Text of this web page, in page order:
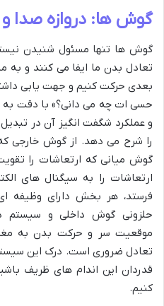
گوش ها: دروازه صدا و
گوش ها تنها مسئول شنیدن
تعادل بدن ما ایفا می کنند و به
بعدی حرکت کنیم و جهت یابی
حسی ات چه می دانی؟» با دقت به
و عملکرد شگفت انگیز آن در
را شرح می دهد. از گوش خارجی
گوش میانی که ارتعاشات را
ارتعاشات را به سیگنال های
فرستد، هر بخش دارای
حلزونی گوش داخلی و سیستم
موقعیت سر و حرکت بدن به
تعادل ضروری است. درک این
قدردان این اندام های ظریف
کنیم.